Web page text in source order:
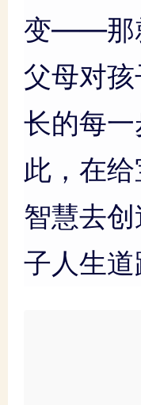
变——那
父母对
长的每
此，在
智慧去
子人生